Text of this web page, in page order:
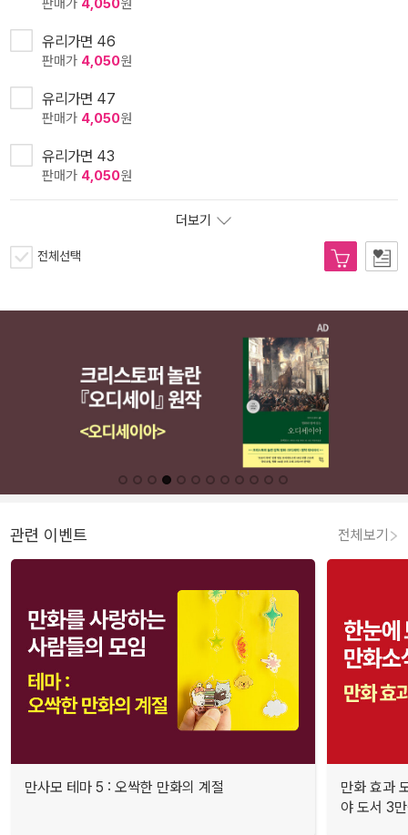
판매가 4,050원
유리가면 46
판매가 4,050원
유리가면 47
판매가 4,050원
유리가면 43
판매가 4,050원
더보기
전체선택
관련 이벤트 전체보기
만사모 테마 5 : 오싹한 만화의 계절
만화 효과
야 도서 3